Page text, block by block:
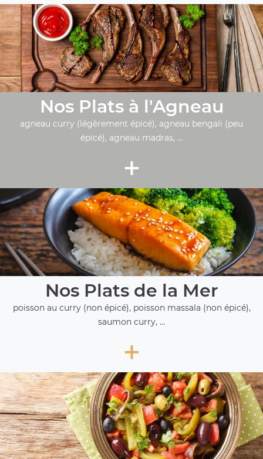
Nos Plats à l'Agneau
agneau curry (légèrement épicé), agneau bengali (peu
épicé), agneau madras, ...
+
Nos Plats de la Mer
poisson au curry (non épicé), poisson massala (non épicé),
saumon curry, ...
+